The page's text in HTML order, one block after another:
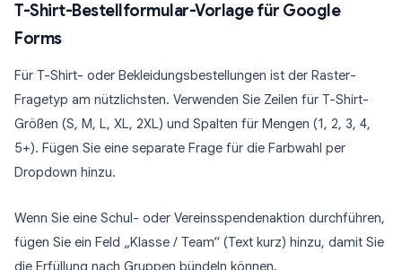
T-Shirt-Bestellformular-Vorlage für Google
Forms
Für T-Shirt- oder Bekleidungsbestellungen ist der Raster-
Fragetyp am nützlichsten. Verwenden Sie Zeilen für T-Shirt-
Größen (S, M, L, XL, 2XL) und Spalten für Mengen (1, 2, 3, 4,
5+). Fügen Sie eine separate Frage für die Farbwahl per
Dropdown hinzu.
Wenn Sie eine Schul- oder Vereinsspendenaktion durchführen,
fügen Sie ein Feld „Klasse / Team“ (Text kurz) hinzu, damit Sie
die Erfüllung nach Gruppen bündeln können.